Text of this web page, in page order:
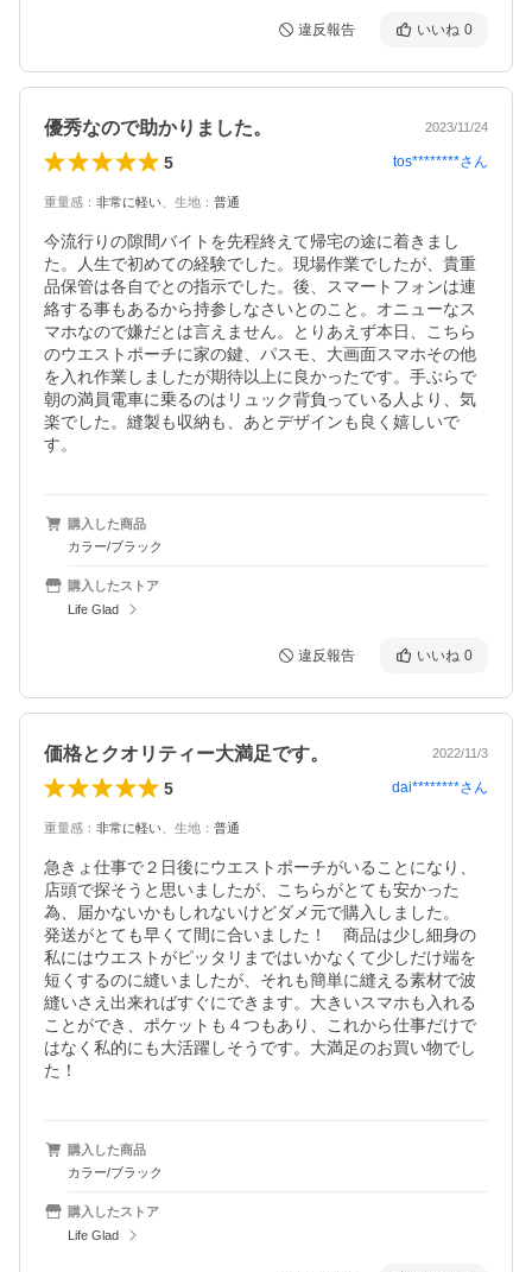
違反報告 いいね 0
優秀なので助かりました。 2023/11/24
5 tos********さん
重量感 ： 非常に軽い 生地 ： 普通
今流行りの隙間バイトを先程終えて帰宅の途に着きまし
た。人生で初めての経験でした。現場作業でしたが、貴重
品保管は各自でとの指示でした。後、スマートフォンは連
絡する事もあるから持参しなさいとのこと。オニューなス
マホなので嫌だとは言えません。とりあえず本日、こちら
のウエストポーチに家の鍵、パスモ、大画面スマホその他
を入れ作業しましたが期待以上に良かったです。手ぶらで
朝の満員電車に乗るのはリュック背負っている人より、気
楽でした。縫製も収納も、あとデザインも良く嬉しいで
す。
購入した商品
カラー/ブラック
購入したストア
Life Glad
違反報告 いいね 0
価格とクオリティー大満足です。 2022/11/3
5 dai********さん
重量感 ： 非常に軽い 生地 ： 普通
急きょ仕事で２日後にウエストポーチがいることになり、
店頭で探そうと思いましたが、こちらがとても安かった
為、届かないかもしれないけどダメ元で購入しました。
発送がとても早くて間に合いました！　商品は少し細身の
私にはウエストがピッタリまではいかなくて少しだけ端を
短くするのに縫いましたが、それも簡単に縫える素材で波
縫いさえ出来ればすぐにできます。大きいスマホも入れる
ことができ、ポケットも４つもあり、これから仕事だけで
はなく私的にも大活躍しそうです。大満足のお買い物でし
た！
購入した商品
カラー/ブラック
購入したストア
Life Glad